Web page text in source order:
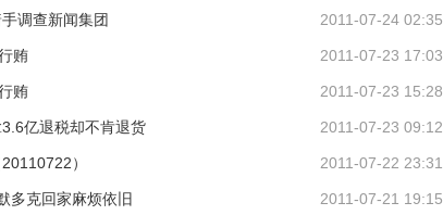
2011-07-24 02:35
调查新闻集团
2011-07-23 17:03
贿
2011-07-23 15:28
贿
2011-07-23 09:12
亿退税却不肯退货
2011-07-22 23:31
）
2011-07-21 19:15
多克回家麻烦依旧